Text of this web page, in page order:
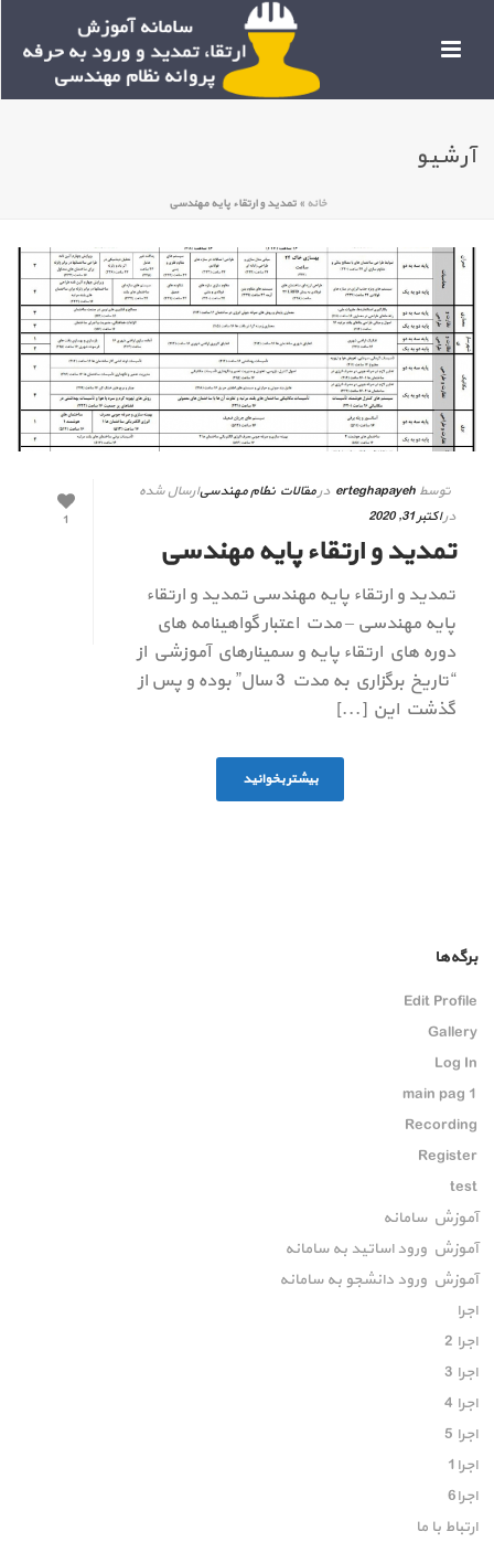
آرشیو
خانه »تمدید و ارتقاء پایه مهندسی
1
توسط erteghapayeh درمقالات نظام مهندسیارسال شده
دراکتبر 31, 2020
تمدید و ارتقاء پایه مهندسی
تمدید و ارتقاء پایه مهندسی تمدید و ارتقاء
پایه مهندسی – مدت اعتبار گواهينامه هاي
دوره هاي ارتقاء پايه و سمينارهاي آموزشي از
“تاريخ برگزاري به مدت 3 سال” بوده و پس از
گذشت اين [...]
بیشتر بخوانید
برگه‌ها
Edit Profile
Gallery
Log In
main pag 1
Recording
Register
test
آموزش سامانه
آموزش ورود اساتید به سامانه
آموزش ورود دانشجو به سامانه
اجرا
اجرا 2
اجرا 3
اجرا 4
اجرا 5
اجرا1
اجرا6
ارتباط با ما